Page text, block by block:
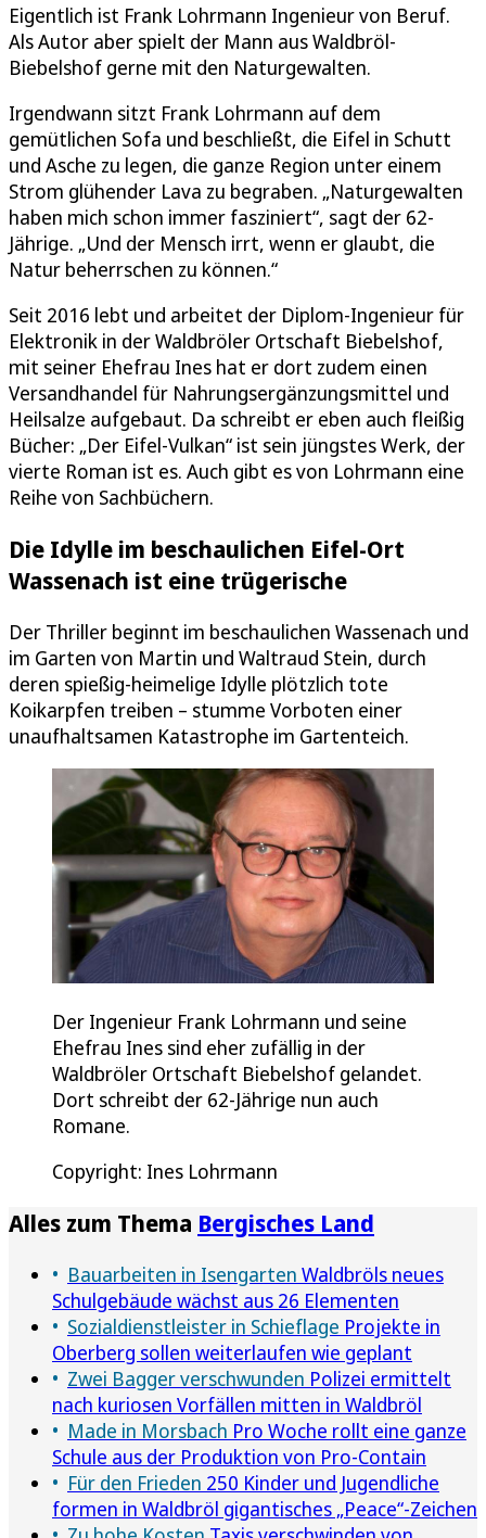
Eigentlich ist Frank Lohrmann Ingenieur von Beruf.
Als Autor aber spielt der Mann aus Waldbröl-
Biebelshof gerne mit den Naturgewalten.
Irgendwann sitzt Frank Lohrmann auf dem
gemütlichen Sofa und beschließt, die Eifel in Schutt
und Asche zu legen, die ganze Region unter einem
Strom glühender Lava zu begraben. „Naturgewalten
haben mich schon immer fasziniert“, sagt der 62-
Jährige. „Und der Mensch irrt, wenn er glaubt, die
Natur beherrschen zu können.“
Seit 2016 lebt und arbeitet der Diplom-Ingenieur für
Elektronik in der Waldbröler Ortschaft Biebelshof,
mit seiner Ehefrau Ines hat er dort zudem einen
Versandhandel für Nahrungsergänzungsmittel und
Heilsalze aufgebaut. Da schreibt er eben auch fleißig
Bücher: „Der Eifel-Vulkan“ ist sein jüngstes Werk, der
vierte Roman ist es. Auch gibt es von Lohrmann eine
Reihe von Sachbüchern.
Die Idylle im beschaulichen Eifel-Ort
Wassenach ist eine trügerische
Der Thriller beginnt im beschaulichen Wassenach und
im Garten von Martin und Waltraud Stein, durch
deren spießig-heimelige Idylle plötzlich tote
Koikarpfen treiben – stumme Vorboten einer
unaufhaltsamen Katastrophe im Gartenteich.
Der Ingenieur Frank Lohrmann und seine
Ehefrau Ines sind eher zufällig in der
Waldbröler Ortschaft Biebelshof gelandet.
Dort schreibt der 62-Jährige nun auch
Romane.
Copyright: Ines Lohrmann
Alles zum Thema Bergisches Land
Bauarbeiten in Isengarten Waldbröls neues
Schulgebäude wächst aus 26 Elementen
Sozialdienstleister in Schieflage Projekte in
Oberberg sollen weiterlaufen wie geplant
Zwei Bagger verschwunden Polizei ermittelt
nach kuriosen Vorfällen mitten in Waldbröl
Made in Morsbach Pro Woche rollt eine ganze
Schule aus der Produktion von Pro-Contain
Für den Frieden 250 Kinder und Jugendliche
formen in Waldbröl gigantisches „Peace“-Zeichen